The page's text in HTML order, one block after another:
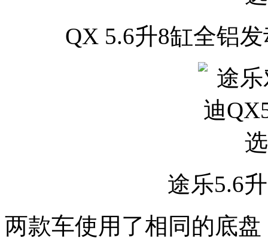
QX 5.6升8缸全铝
途乐5.6
两款车使用了相同的底